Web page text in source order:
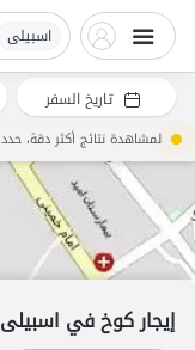
اسبیلی
إيجار كوخ في اسبیلی
تاريخ السفر
لمشاهدة نتائج أكثر دقة، حدد